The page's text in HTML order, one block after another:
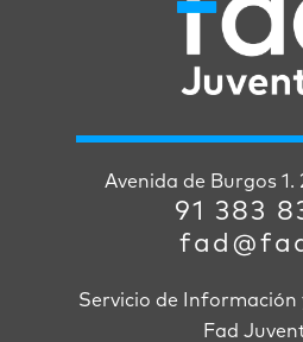
Avenida de Burgos 1.
91 383
Servicio de Información
Fad